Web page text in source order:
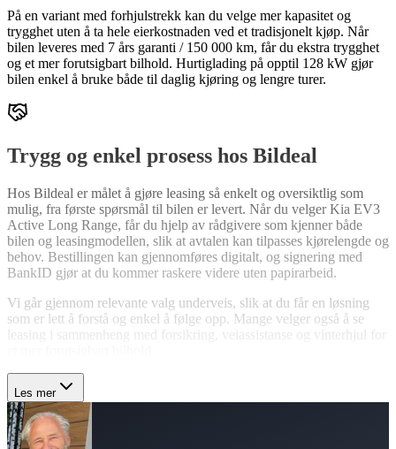
På en variant med forhjulstrekk kan du velge mer kapasitet og
trygghet uten å ta hele eierkostnaden ved et tradisjonelt kjøp. Når
bilen leveres med 7 års garanti / 150 000 km, får du ekstra trygghet
og et mer forutsigbart bilhold. Hurtiglading på opptil 128 kW gjør
bilen enkel å bruke både til daglig kjøring og lengre turer.
Trygg og enkel prosess hos Bildeal
Hos Bildeal er målet å gjøre leasing så enkelt og oversiktlig som
mulig, fra første spørsmål til bilen er levert. Når du velger Kia EV3
Active Long Range, får du hjelp av rådgivere som kjenner både
bilen og leasingmodellen, slik at avtalen kan tilpasses kjørelengde og
behov. Bestillingen kan gjennomføres digitalt, og signering med
BankID gjør at du kommer raskere videre uten papirarbeid.
Vi går gjennom relevante valg underveis, slik at du får en løsning
som er lett å forstå og enkel å følge opp. Mange velger også å se
leasing i sammenheng med forsikring, veiassistanse og vinterhjul for
Les mer